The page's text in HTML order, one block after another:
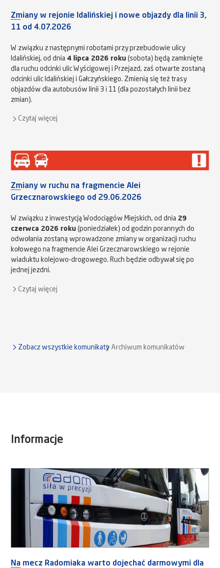
Zmiany w rejonie Idalińskiej i nowe objazdy dla linii 3,
11 od 4.07.2026
W związku z następnymi robotami przy przebudowie ulicy
Idalińskiej, od dnia 4 lipca 2026 roku (sobota) będą zamknięte
dla ruchu odcinki ulic Wyścigowej i Przejazd, zaś otwarte zostaną
odcinki ulic Idalińskiej i Gałczyńskiego. Zmienią się też trasy
objazdów dla autobusów linii 3 i 11 (dla pozostałych linii bez
zmian).
Czytaj więcej
Zmiany w ruchu na fragmencie Alei
Grzecznarowskiego od 29.06.2026
W związku z inwestycją Wodociągów Miejskich, od dnia 29
czerwca 2026 roku (poniedziałek) od godzin porannych do
odwołania zostaną wprowadzone zmiany w organizacji ruchu
kołowego na fragmencie Alei Grzecznarowskiego w rejonie
wiaduktu kolejowo-drogowego. Ruch będzie odbywał się po
jednej jezdni.
Czytaj więcej
Zobacz wszystkie komunikaty Archiwum komunikatów
Informacje
Na mecz Radomiaka warto dojechać darmowymi dla